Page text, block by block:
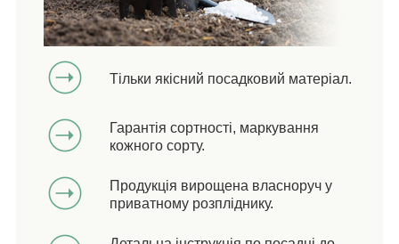
Тільки якісний посадковий матеріал.
Гарантія сортності, маркування
кожного сорту.
Продукція вирощена власноруч у
приватному розпліднику.